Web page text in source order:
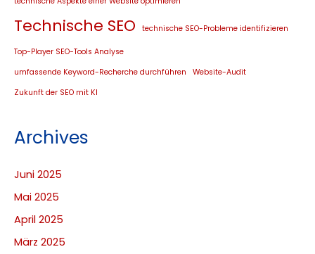
Technische SEO technische SEO-Probleme identifizieren
Top-Player SEO-Tools Analyse
umfassende Keyword-Recherche durchführen
Website-Audit
Zukunft der SEO mit KI
Archives
Juni 2025
Mai 2025
April 2025
März 2025